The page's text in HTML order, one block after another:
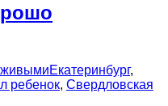
Екатеринбург,
ребенок, Свердловская